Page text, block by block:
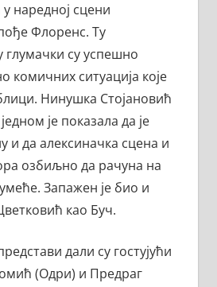
наредној сцени
Флоренс. Ту
глумачки су успешно
комичних ситуација које
Нинушка Стојановић
је показала да је
и да алексиначка сцена и
озбиљно да рачуна на
Запажен је био и
као Буч.
дали су гостујући
(Одри) и Предраг